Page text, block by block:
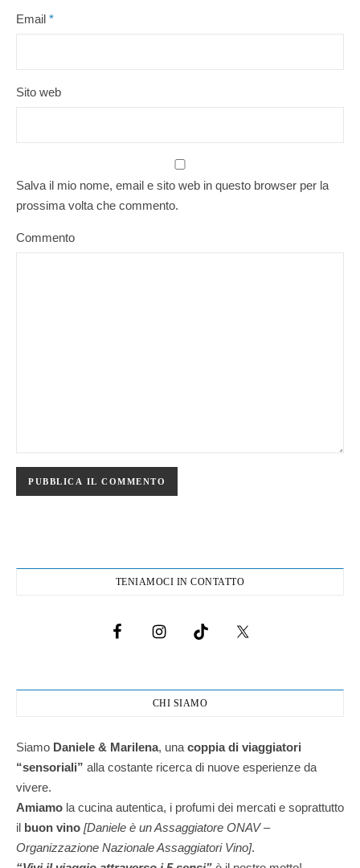
Email *
Sito web
Salva il mio nome, email e sito web in questo browser per la
prossima volta che commento.
Commento
TENIAMOCI IN CONTATTO
CHI SIAMO
Siamo Daniele & Marilena, una coppia di viaggiatori
“sensoriali” alla costante ricerca di nuove esperienze da
vivere.
Amiamo la cucina autentica, i profumi dei mercati e soprattutto
il buon vino [Daniele è un Assaggiatore ONAV –
Organizzazione Nazionale Assaggiatori Vino].